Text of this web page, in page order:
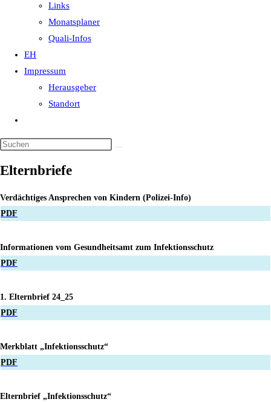
Links
Monatsplaner
Quali-Infos
EH
Impressum
Herausgeber
Standort
umschalten
Diese
durchsuchen
Elternbriefe
Verdächtiges Ansprechen von Kindern (Polizei-Info)
PDF
Informationen vom Gesundheitsamt zum Infektionsschutz
PDF
1. Elternbrief 24_25
PDF
Merkblatt „Infektionsschutz“
PDF
Elternbrief „Infektionsschutz“